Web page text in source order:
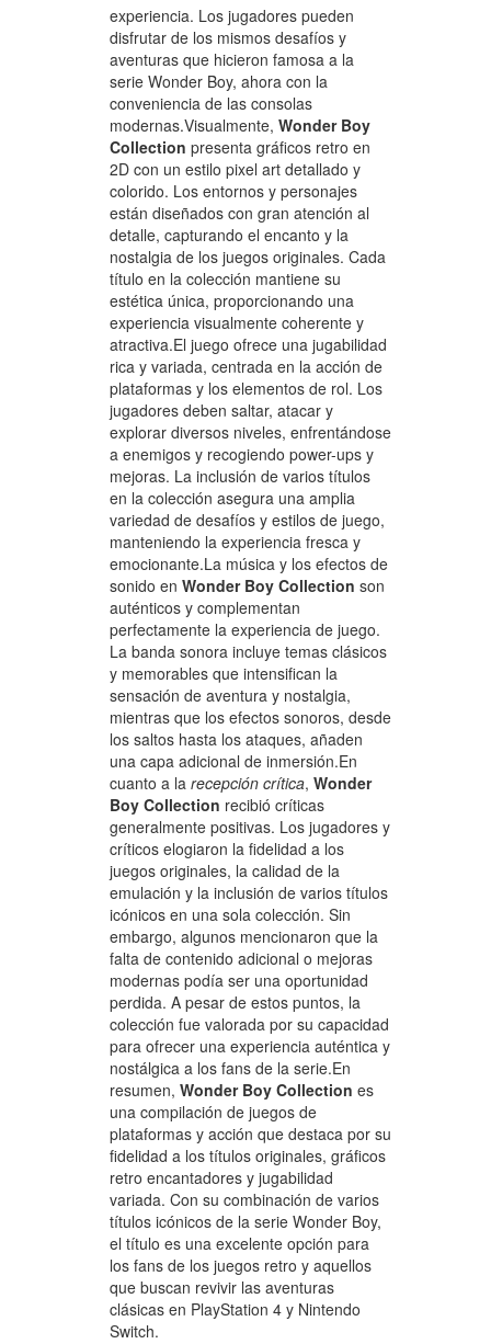
experiencia. Los jugadores pueden
disfrutar de los mismos desafíos y
aventuras que hicieron famosa a la
serie Wonder Boy, ahora con la
conveniencia de las consolas
modernas.Visualmente,Wonder Boy
Collection presenta gráficos retro en
2D con un estilo pixel art detallado y
colorido. Los entornos y personajes
están diseñados con gran atención al
detalle, capturando el encanto y la
nostalgia de los juegos originales. Cada
título en la colección mantiene su
estética única, proporcionando una
experiencia visualmente coherente y
atractiva.El juego ofrece una jugabilidad
rica y variada, centrada en la acción de
plataformas y los elementos de rol. Los
jugadores deben saltar, atacar y
explorar diversos niveles, enfrentándose
a enemigos y recogiendo power-ups y
mejoras. La inclusión de varios títulos
en la colección asegura una amplia
variedad de desafíos y estilos de juego,
manteniendo la experiencia fresca y
emocionante.La música y los efectos de
sonido enWonder Boy Collection son
auténticos y complementan
perfectamente la experiencia de juego.
La banda sonora incluye temas clásicos
y memorables que intensifican la
sensación de aventura y nostalgia,
mientras que los efectos sonoros, desde
los saltos hasta los ataques, añaden
una capa adicional de inmersión.En
cuanto a larecepción crítica,Wonder
Boy Collection recibió críticas
generalmente positivas. Los jugadores y
críticos elogiaron la fidelidad a los
juegos originales, la calidad de la
emulación y la inclusión de varios títulos
icónicos en una sola colección. Sin
embargo, algunos mencionaron que la
falta de contenido adicional o mejoras
modernas podía ser una oportunidad
perdida. A pesar de estos puntos, la
colección fue valorada por su capacidad
para ofrecer una experiencia auténtica y
nostálgica a los fans de la serie.En
resumen,Wonder Boy Collection es
una compilación de juegos de
plataformas y acción que destaca por su
fidelidad a los títulos originales, gráficos
retro encantadores y jugabilidad
variada. Con su combinación de varios
títulos icónicos de la serie Wonder Boy,
el título es una excelente opción para
los fans de los juegos retro y aquellos
que buscan revivir las aventuras
clásicas en PlayStation 4 y Nintendo
Switch.